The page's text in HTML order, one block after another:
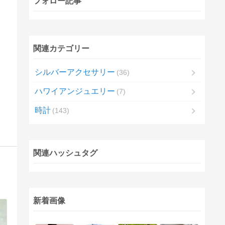
関連カテゴリー
シルバーアクセサリー 36
ハワイアンジュエリー 7
時計 143
関連ハッシュタグ
新着画像